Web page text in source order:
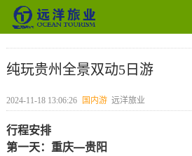
纯玩贵州全景双动5日游
2024-11-18 13:06:26 国内游 远洋旅业
行程安排
第一天：重庆—贵阳